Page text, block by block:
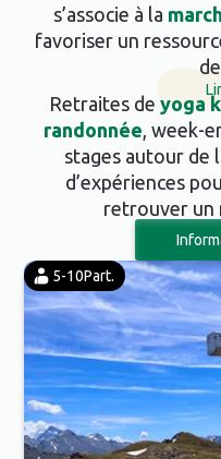
s’associe à la
favoriser un
Retraites de yoga
randonnée, week-
stages autour de
d’expériences
retrouver un
5-10Part.